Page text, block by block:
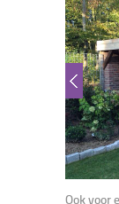
Ook voor